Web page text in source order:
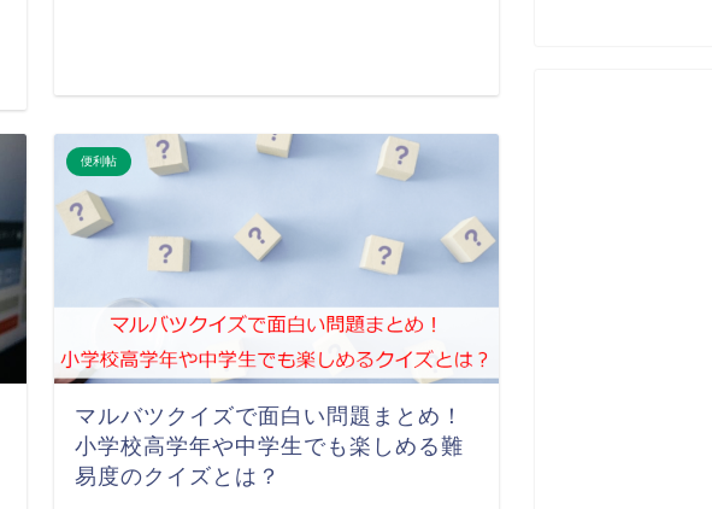
便利帖
マルバツクイズで面白い問題まとめ！
小学校高学年や中学生でも楽しめる難
易度のクイズとは？